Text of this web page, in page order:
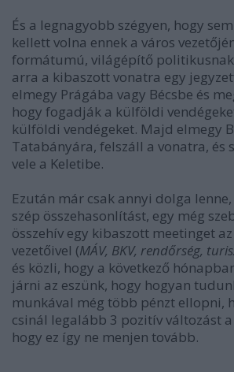
És a legnagyobb szégyen, hogy
kellett volna ennek a város
formátumú, világépítő
arra a kibaszott vonatra egy
elmegy Prágába vagy Bécsbe és
hogy fogadják a külföldi
külföldi vendégeket. Majd elmegy
Tatabányára, felszáll a vonatra, és
vele a Keletibe.
Ezután már csak annyi dolga
szép összehasonlítást, egy még
összehív egy kibaszott meetinget
vezetőivel (MÁV, BKV, rendőrség,
és közli, hogy a következő
járni az eszünk, hogy hogyan
munkával még több pénzt ellopni,
csinál legalább 3 pozitív változást
hogy ez így ne menjen tovább.